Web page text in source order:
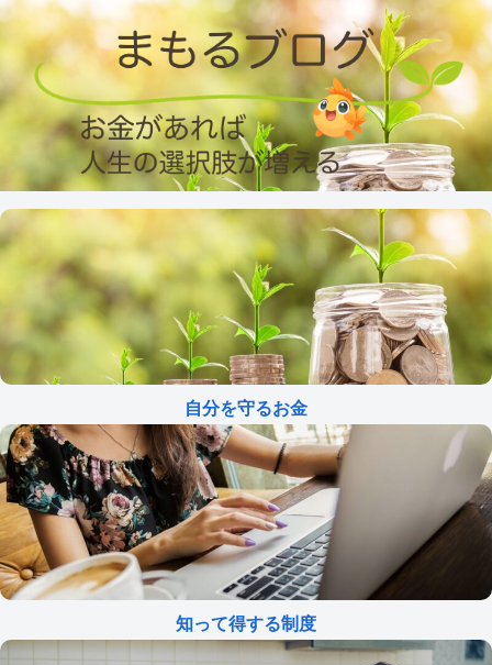
自分を守るお金
知って得する制度